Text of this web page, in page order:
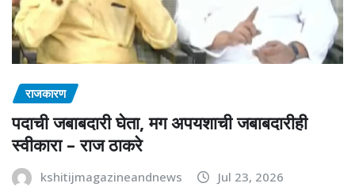
राजकारण
पदाची जबाबदारी घेता, मग अपयशाची जबाबदारीही
स्वीकारा – राज ठाकरे
kshitijmagazineandnews Jul 23, 2026